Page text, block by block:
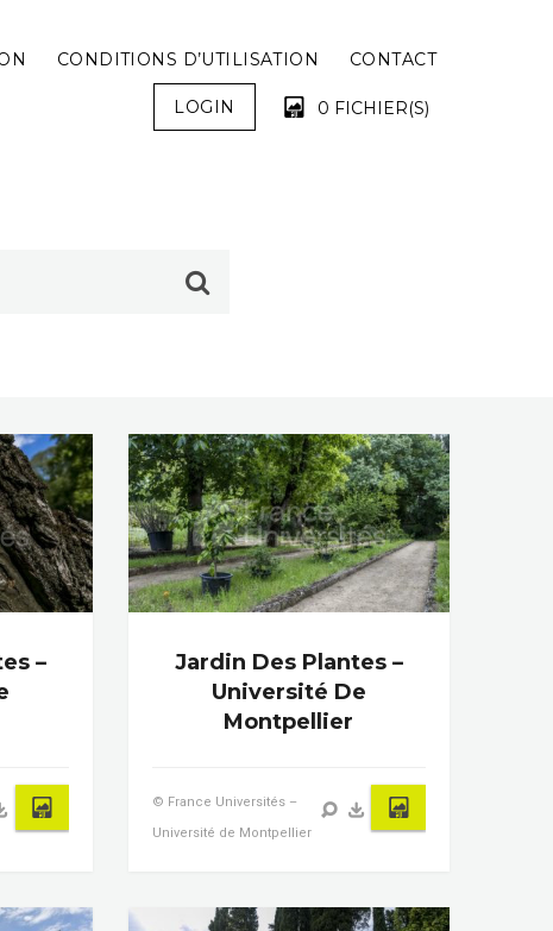
CONDITIONS D’UTILISATION CONTACT
LOGIN 0 FICHIER(S)
–
Jardin Des Plantes –
Université De
Montpellier
© France Universités –
Université de Montpellier